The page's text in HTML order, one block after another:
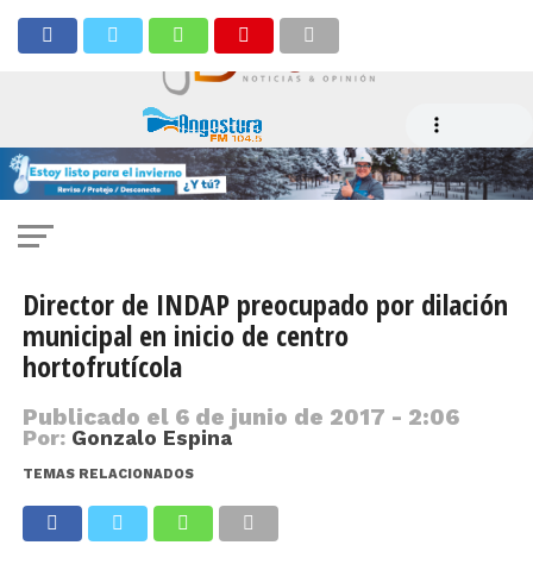
Director de INDAP preocupado por dilación
municipal en inicio de centro
hortofrutícola
Publicado el 6 de junio de 2017 - 2:06
Por: Gonzalo Espina
TEMAS RELACIONADOS